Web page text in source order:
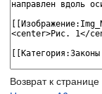
Возврат к странице